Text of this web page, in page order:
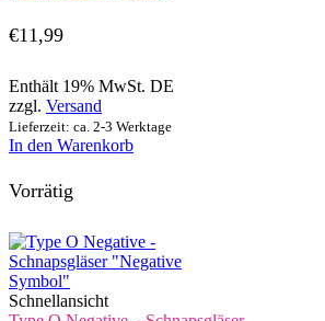
€11,99
Enthält 19% MwSt. DE
zzgl. Versand
Lieferzeit: ca. 2-3 Werktage
In den Warenkorb
Vorrätig
Schnellansicht